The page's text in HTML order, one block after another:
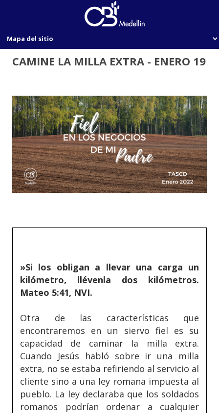
CAMINE LA MILLA EXTRA - ENERO 19
»Si los obligan a llevar una carga un
kilómetro, llévenla dos kilómetros.
Mateo 5:41, NVI.
Otra de las características que
encontraremos en un siervo fiel es su
capacidad de caminar la milla extra.
Cuando Jesús habló sobre ir una milla
extra, no se estaba refiriendo al servicio al
cliente sino a una ley romana impuesta al
pueblo. La ley declaraba que los soldados
romanos podrían ordenar a cualquier